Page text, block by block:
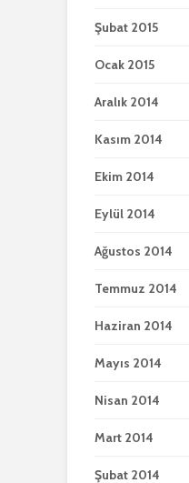
Şubat 2015
Ocak 2015
Aralık 2014
Kasım 2014
Ekim 2014
Eylül 2014
Ağustos 2014
Temmuz 2014
Haziran 2014
Mayıs 2014
Nisan 2014
Mart 2014
Şubat 2014